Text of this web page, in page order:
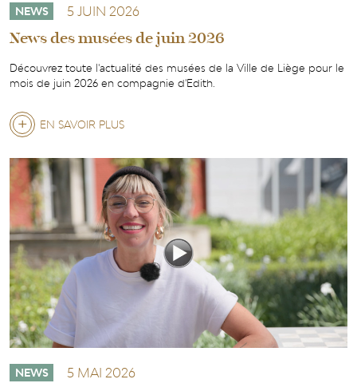
NEWS 5 JUIN 2026
News des musées de juin 2026
Découvrez toute l'actualité des musées de la Ville de Liège pour le
mois de juin 2026 en compagnie d'Edith.
EN SAVOIR PLUS
DES
MUSÉES
DE
JUIN
2026
NEWS 5 MAI 2026